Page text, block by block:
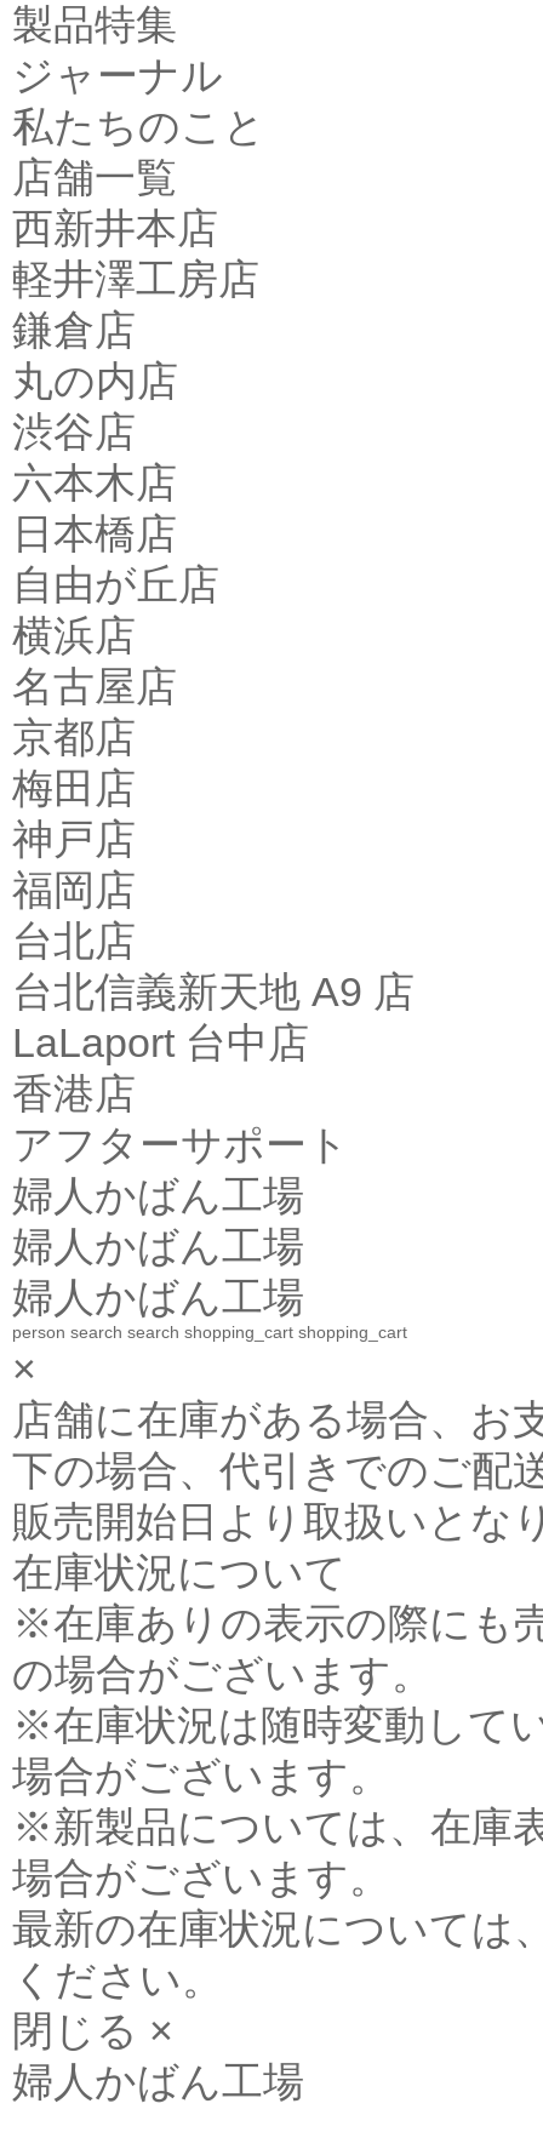
製品特集
ジャーナル
私たちのこと
店舗一覧
西新井本店
軽井澤工房店
鎌倉店
丸の内店
渋谷店
六本木店
日本橋店
自由が丘店
横浜店
名古屋店
京都店
梅田店
神戸店
福岡店
台北店
台北信義新天地 A9 店
LaLaport 台中店
香港店
アフターサポート
婦人かばん工場
婦人かばん工場
婦人かばん工場
person search search shopping_cart shopping_cart
×
店舗に在庫がある場合、お
下の場合、代引きでのご配
販売開始日より取扱いとな
在庫状況について
※在庫ありの表示の際にも
の場合がございます。
※在庫状況は随時変動して
場合がございます。
※新製品については、在庫
場合がございます。
最新の在庫状況については
ください。
閉じる ×
婦人かばん工場